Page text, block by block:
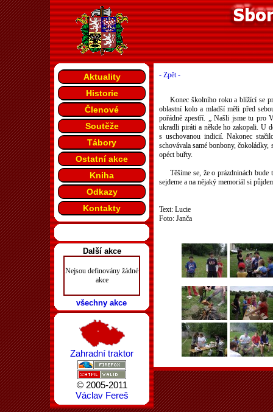
- Zpět -
Konec školního roku a blížící se
oblastní kolo a mladší měli před
pořádně zpestří. „ Našli jsme tu pro
ukradli piráti a někde ho zakopali. U
s uschovanou indicií. Nakonec
schovávala samé bonbony,
opéct buřty.
Těšíme se, že o prázdninách
sejdeme a na nějaký memoriál si
Text: Lucie
Foto: Janča
Aktuality
Historie
Členové
Soutěže
Tábory
Ostatní akce
Kniha
Odkazy
Kontakty
Další akce
Nejsou definovány žádné
akce
všechny akce
Zahradní traktor
© 2005-2011
Václav Fereš